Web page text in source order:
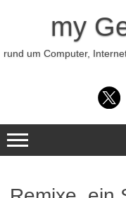
my
rund um Computer,